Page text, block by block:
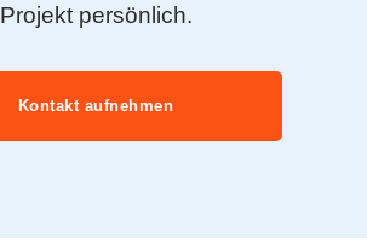
Projekt persönlich.
Kontakt aufnehmen